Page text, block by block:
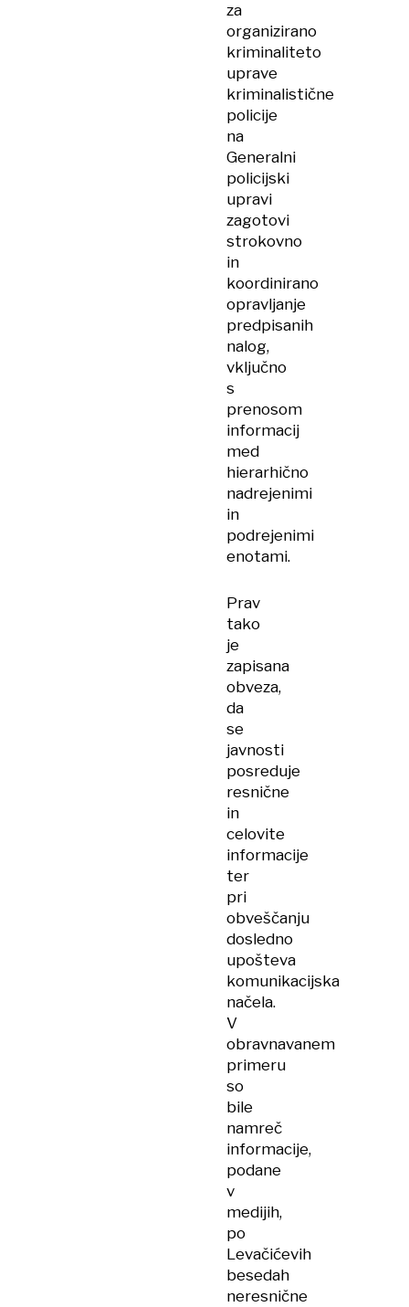
za
organizirano
kriminaliteto
uprave
kriminalistične
policije
na
Generalni
policijski
upravi
zagotovi
strokovno
in
koordinirano
opravljanje
predpisanih
nalog,
vključno
s
prenosom
informacij
med
hierarhično
nadrejenimi
in
podrejenimi
enotami.
Prav
tako
je
zapisana
obveza,
da
se
javnosti
posreduje
resnične
in
celovite
informacije
ter
pri
obveščanju
dosledno
upošteva
komunikacijska
načela.
V
obravnavanem
primeru
so
bile
namreč
informacije,
podane
v
medijih,
po
Levačićevih
besedah
neresnične